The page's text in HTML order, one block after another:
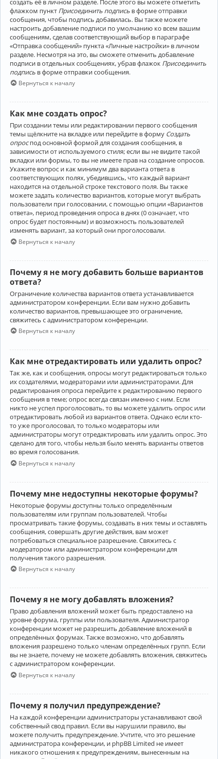
флажком пункт Присоединить подпись в форме отправки
сообщения, чтобы подпись добавилась. Вы также можете
настроить добавление подписи по умолчанию ко всем вашим
сообщениям, сделав соответствующий выбор в параграфе
«Отправка сообщений» пункта «Личные настройки» в личном
разделе. Несмотря на это, вы сможете отменить добавление
подписи в отдельных сообщениях, убрав флажок Присоединить
подпись в форме отправки сообщения.
Вернуться к началу
Как мне создать опрос?
При создании темы или редактировании первого сообщения
темы щёлкните на вкладке или перейдите в форму Создать
опроспод основной формой для создания сообщения, в
зависимости от используемого стиля; если вы не видите такой
вкладки или формы, то вы не имеете прав на создание опросов.
Укажите вопрос и как минимум два варианта ответа в
соответствующих полях, убедившись, что каждый вариант
находится на отдельной строке текстового поля. Вы также
можете задать количество вариантов, которые могут выбрать
пользователи при голосовании, с помощью опции «Вариантов
ответа», период проведения опроса в днях (0 означает, что
опрос будет постоянным) и возможность пользователей
изменять вариант, за который они проголосовали.
Вернуться к началу
Почему я не могу добавить больше вариантов
ответа?
Ограничение количества вариантов ответа устанавливается
администратором конференции. Если вам нужно добавить
количество вариантов, превышающее это ограничение,
свяжитесь с администратором конференции.
Вернуться к началу
Как мне отредактировать или удалить опрос?
Так же, как и сообщения, опросы могут редактироваться только
их создателями, модераторами или администраторами. Для
редактирования опроса перейдите к редактированию первого
сообщения в теме; опрос всегда связан именно с ним. Если
никто не успел проголосовать, то вы можете удалить опрос или
отредактировать любой из вариантов ответа. Однако если кто-
то уже проголосовал, то только модераторы или
администраторы могут отредактировать или удалить опрос. Это
сделано для того, чтобы нельзя было менять варианты ответов
во время голосования.
Вернуться к началу
Почему мне недоступны некоторые форумы?
Некоторые форумы доступны только определённым
пользователям или группам пользователей. Чтобы
просматривать такие форумы, создавать в них темы и оставлять
сообщения, совершать другие действия, вам может
потребоваться специальное разрешение. Свяжитесь с
модератором или администратором конференции для
получения такого разрешения.
Вернуться к началу
Почему я не могу добавлять вложения?
Право добавления вложений может быть предоставлено на
уровне форума, группы или пользователя. Администратор
конференции может не разрешить добавление вложений в
определённых форумах. Также возможно, что добавлять
вложения разрешено только членам определённых групп. Если
вы не знаете, почему не можете добавлять вложения, свяжитесь
с администратором конференции.
Вернуться к началу
Почему я получил предупреждение?
На каждой конференции администраторы устанавливают свой
собственный свод правил. Если вы нарушили правило, вы
можете получить предупреждение. Учтите, что это решение
администратора конференции, и phpBB Limited не имеет
никакого отношения к предупреждениям, вынесенным на